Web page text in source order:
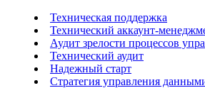
Техническая поддержка
Технический аккаунт-
Аудит зрелости процессов
Технический аудит
Надежный старт
Стратегия управления